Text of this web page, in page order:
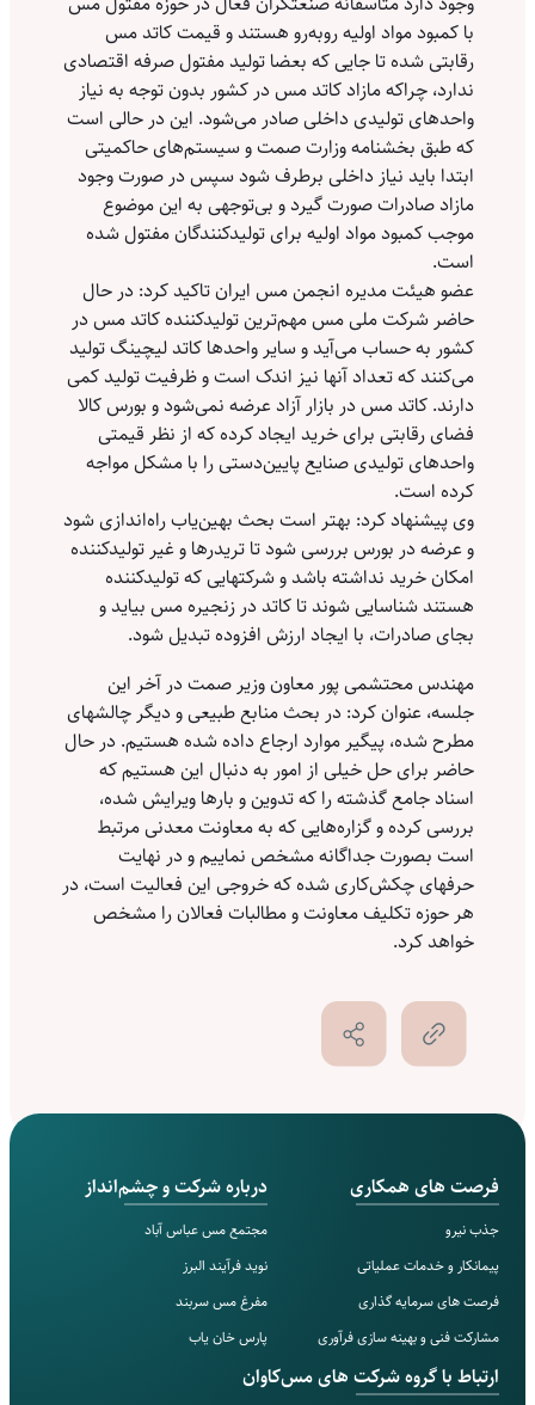
با کمبود مواد اولیه روبه‌‌‌رو هستند و قیمت کاتد مس
رقابتی شده تا جایی که بعضا تولید مفتول صرفه اقتصادی
ندارد، چراکه مازاد کاتد مس در کشور بدون توجه به نیاز
واحدهای تولیدی داخلی صادر می‌شود. این در حالی است
که طبق بخشنامه وزارت صمت و سیستم‌های حاکمیتی
ابتدا باید نیاز داخلی برطرف شود سپس در صورت وجود
مازاد صادرات صورت گیرد و بی‌‌‌توجهی به این موضوع
موجب کمبود مواد اولیه برای تولیدکنندگان مفتول شده
است.
عضو هیئت مدیره انجمن مس ایران تاکید کرد: در حال
حاضر شرکت ملی مس مهم‌ترین تولیدکننده کاتد مس در
کشور به حساب می‌‌‌آید و سایر واحدها کاتد لیچینگ تولید
می‌کنند که تعداد آنها نیز اندک است و ظرفیت تولید کمی
دارند. کاتد مس در بازار آزاد عرضه نمی‌شود و بورس کالا
فضای رقابتی برای خرید ایجاد کرده که از نظر قیمتی
واحدهای تولیدی صنایع پایین‌دستی را با مشکل مواجه
کرده است.
وی پیشنهاد کرد: بهتر است بحث بهین‌یاب راه‌اندازی شود
و عرضه در بورس بررسی شود تا تریدرها و غیر تولیدکننده
امکان خرید نداشته باشد و شرکتهایی که تولیدکننده
هستند شناسایی شوند تا کاتد در زنجیره مس بیاید و
بجای صادرات، با ایجاد ارزش افزوده تبدیل شود.
مهندس محتشمی پور معاون وزیر صمت در آخر این
جلسه، عنوان کرد: در بحث منابع طبیعی و دیگر چالشهای
مطرح شده، پیگیر موارد ارجاع داده شده هستیم. در حال
حاضر برای حل خیلی از امور به دنبال این هستیم که
اسناد جامع گذشته را که تدوین و بارها ویرایش شده‌،
بررسی کرده و گزاره‌هایی که به معاونت معدنی مرتبط
است بصورت جداگانه مشخص نماییم و در نهایت
حرفهای چکش‌کاری شده که خروجی این فعالیت است، در
هر حوزه تکلیف معاونت و مطالبات فعالان را مشخص
خواهد کرد.
فرصت های همکاری
جذب نیرو
پیمانکار و خدمات عملیاتی
فرصت های سرمایه گذاری
مشارکت فنی و بهینه سازی فرآوری
درباره شرکت و چشم‌انداز
مجتمع مس‌ عباس آباد
نوید فرآیند البرز
مفرغ مس سربند
پارس خان یاب
ارتباط با گروه شرکت های مس‌کاوان